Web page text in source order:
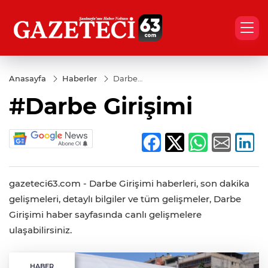
Anasayfa Haberler
Darbe
#Darbe Girişimi
gazeteci63.com - Darbe Girişimi haberleri, son dakika
gelişmeleri, detaylı bilgiler ve tüm gelişmeler, Darbe
Girişimi haber sayfasında canlı gelişmelere
ulaşabilirsiniz.